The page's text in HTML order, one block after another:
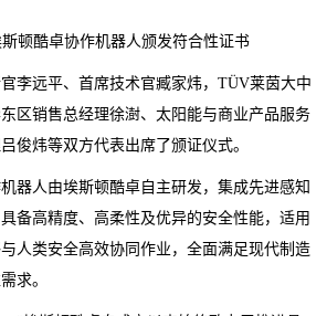
顿酷卓协作机器人颁发符合性证书
李远平、首席技术官臧家炜，TÜV莱茵大中
区销售总经理徐澍、太阳能与商业产品服务
俊炜等双方代表出席了颁证仪式。
器人由埃斯顿酷卓自主研发，集成先进感知
备高精度、高柔性及优异的安全性能，适用
人类安全高效协同作业，全面满足现代制造
求。